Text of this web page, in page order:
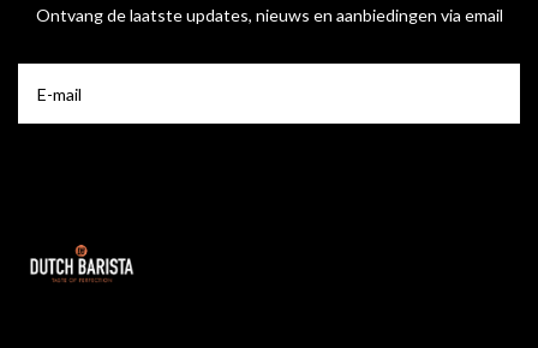
Ontvang de laatste updates, nieuws en aanbiedingen via email